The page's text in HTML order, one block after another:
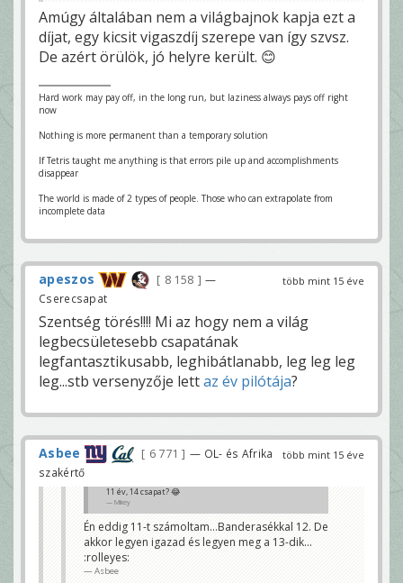
Amúgy általában nem a világbajnok kapja ezt a
díjat, egy kicsit vigaszdíj szerepe van így szvsz.
De azért örülök, jó helyre került. 😊
Hard work may pay off, in the long run, but laziness always pays off right
now
Nothing is more permanent than a temporary solution
If Tetris taught me anything is that errors pile up and accomplishments
disappear
The world is made of 2 types of people. Those who can extrapolate from
incomplete data
több mint 15 éve
apeszos 8 158
—
Cserecsapat
Szentség törés!!!! Mi az hogy nem a világ
legbecsületesebb csapatának
legfantasztikusabb, leghibátlanabb, leg leg leg
leg...stb versenyzője lettaz év pilótája?
több mint 15 éve
Asbee 6 771
— OL- és Afrika
szakértő
11 év, 14 csapat? 😂
Mikey
Én eddig 11-t számoltam...Banderasékkal 12. De
akkor legyen igazad és legyen meg a 13-dik...
:rolleyes:
Asbee